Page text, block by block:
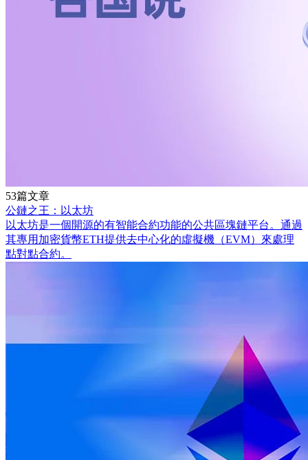
53篇文章
公鏈之王：以太坊
以太坊是一個開源的有智能合約功能的公共區塊鏈平台。通過
其專用加密貨幣ETH提供去中心化的虛擬機（EVM）來處理
點對點合約。